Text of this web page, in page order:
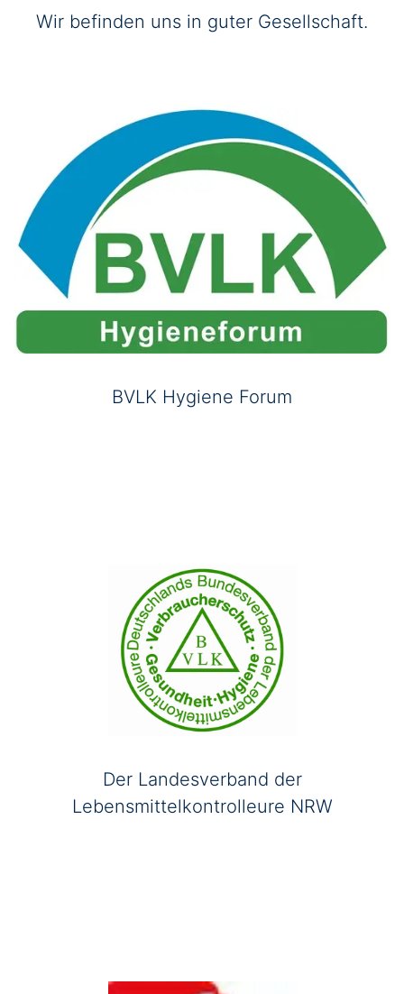
Wir befinden uns in guter Gesellschaft.
BVLK Hygiene Forum
Der Landesverband der
Lebensmittelkontrolleure NRW